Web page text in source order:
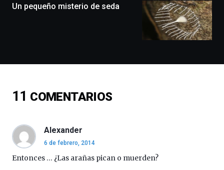
monólogos,
de
16
4
de
octubre.
Un pequeño misterio de seda
11 COMENTARIOS
Alexander
6 de febrero, 2014
Entonces … ¿Las arañas pican o muerden?